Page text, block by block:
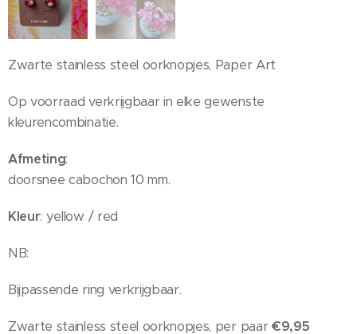
Zwarte stainless steel oorknopjes, Paper Art
Op voorraad verkrijgbaar in elke gewenste
kleurencombinatie.
Afmeting:
doorsnee cabochon 10 mm.
Kleur: yellow / red
NB:
Bijpassende ring verkrijgbaar.
Zwarte stainless steel oorknopjes, per paar€9,95